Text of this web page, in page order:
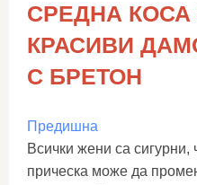
СРЕДНА КОСА
КРАСИВИ
С БРЕТОН
Предишна
Всички жени са сигурни,
прическа може да